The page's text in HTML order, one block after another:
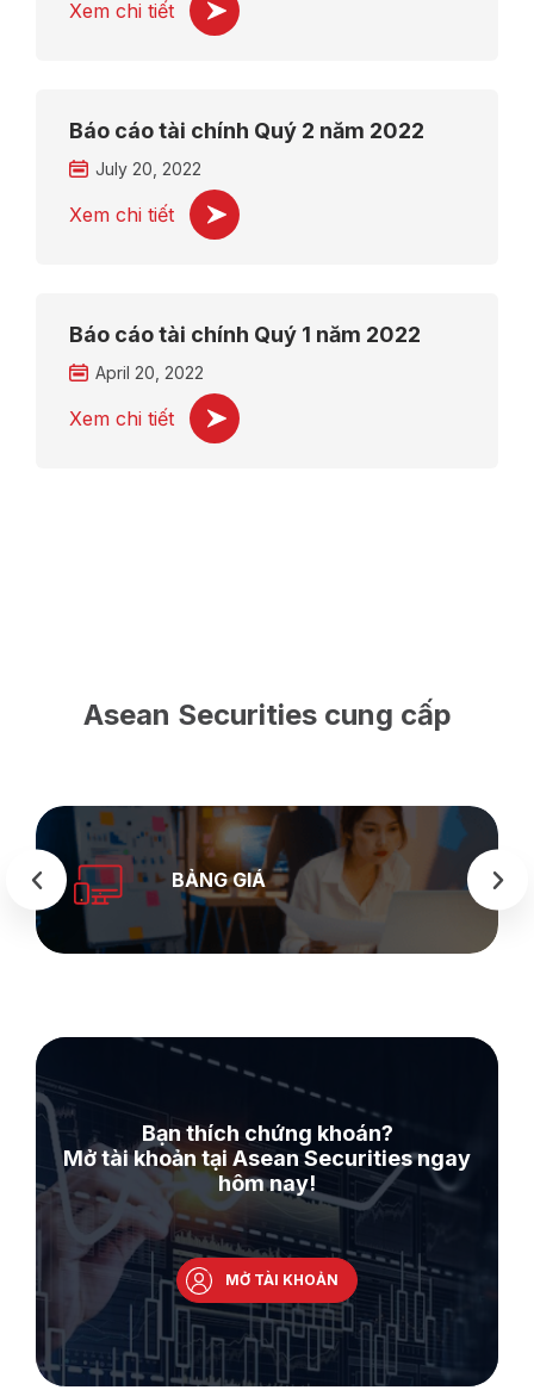
Xem chi tiết
Báo cáo tài chính Quý 2 năm 2022
July 20, 2022
Xem chi tiết
Báo cáo tài chính Quý 1 năm 2022
April 20, 2022
Xem chi tiết
Asean Securities cung cấp
SEASTOCK
WEB
Bạn thích chứng khoán?
Mở tài khoản tại Asean Securities ngay
hôm nay!
MỞ TÀI KHOẢN